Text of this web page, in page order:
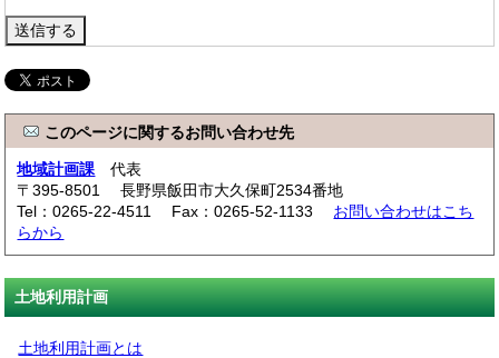
このページに関するお問い合わせ先
地域計画課 代表
〒395-8501 長野県飯田市大久保町2534番地
Tel：0265-22-4511 Fax：0265-52-1133 お問い合わせはこち
らから
土地利用計画
土地利用計画とは